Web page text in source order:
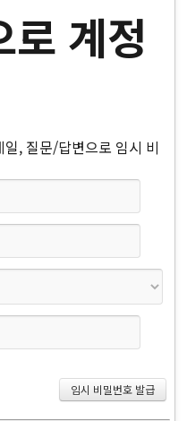
계정
, 질문/답변으로 임시 비